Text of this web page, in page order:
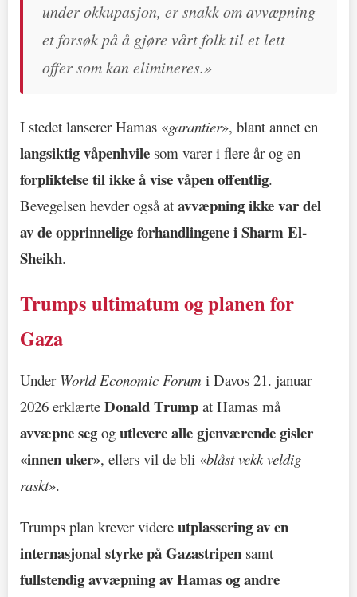
under okkupasjon, er snakk om avvæpning
et forsøk på å gjøre vårt folk til et lett
offer som kan elimineres.»
I stedet lanserer Hamas «garantier», blant annet en
langsiktig våpenhvile som varer i flere år og en
forpliktelse til ikke å vise våpen offentlig.
Bevegelsen hevder også at avvæpning ikke var del
av de opprinnelige forhandlingene i Sharm El-
Sheikh.
Trumps ultimatum og planen for
Gaza
Under World Economic Forum i Davos 21. januar
2026 erklærte Donald Trump at Hamas må
avvæpne seg og utlevere alle gjenværende gisler
«innen uker», ellers vil de bli «blåst vekk veldig
raskt».
Trumps plan krever videre utplassering av en
internasjonal styrke på Gazastripen samt
fullstendig avvæpning av Hamas og andre